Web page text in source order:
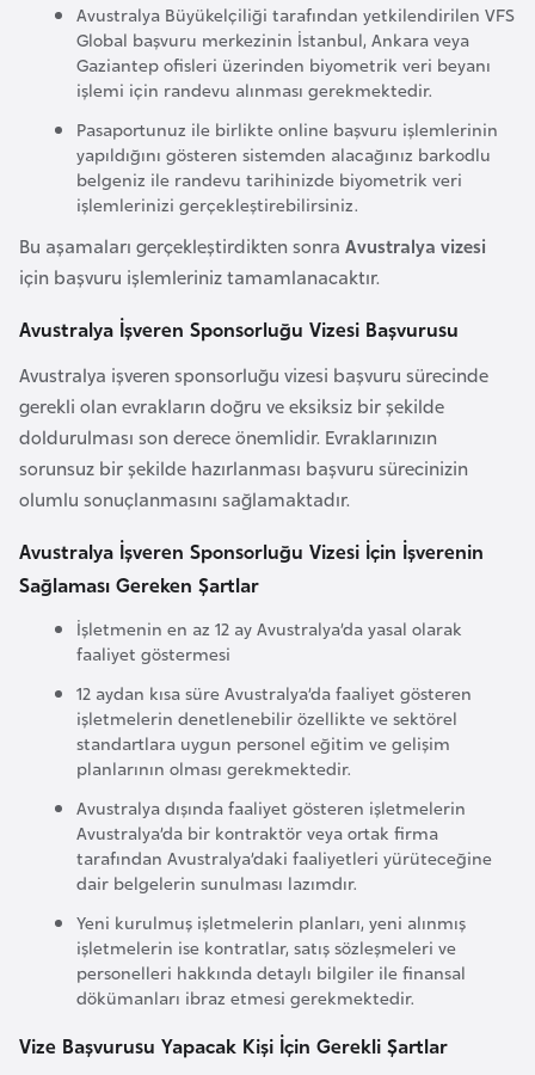
Avustralya Büyükelçiliği tarafından yetkilendirilen VFS
Global başvuru merkezinin İstanbul, Ankara veya
Gaziantep ofisleri üzerinden biyometrik veri beyanı
işlemi için randevu alınması gerekmektedir.
Pasaportunuz ile birlikte online başvuru işlemlerinin
yapıldığını gösteren sistemden alacağınız barkodlu
belgeniz ile randevu tarihinizde biyometrik veri
işlemlerinizi gerçekleştirebilirsiniz.
Bu aşamaları gerçekleştirdikten sonra Avustralya vizesi
için başvuru işlemleriniz tamamlanacaktır.
Avustralya İşveren Sponsorluğu Vizesi Başvurusu
Avustralya işveren sponsorluğu vizesi başvuru sürecinde
gerekli olan evrakların doğru ve eksiksiz bir şekilde
doldurulması son derece önemlidir. Evraklarınızın
sorunsuz bir şekilde hazırlanması başvuru sürecinizin
olumlu sonuçlanmasını sağlamaktadır.
Avustralya İşveren Sponsorluğu Vizesi İçin İşverenin
Sağlaması Gereken Şartlar
İşletmenin en az 12 ay Avustralya’da yasal olarak
faaliyet göstermesi
12 aydan kısa süre Avustralya’da faaliyet gösteren
işletmelerin denetlenebilir özellikte ve sektörel
standartlara uygun personel eğitim ve gelişim
planlarının olması gerekmektedir.
Avustralya dışında faaliyet gösteren işletmelerin
Avustralya’da bir kontraktör veya ortak firma
tarafından Avustralya’daki faaliyetleri yürüteceğine
dair belgelerin sunulması lazımdır.
Yeni kurulmuş işletmelerin planları, yeni alınmış
işletmelerin ise kontratlar, satış sözleşmeleri ve
personelleri hakkında detaylı bilgiler ile finansal
dökümanları ibraz etmesi gerekmektedir.
Vize Başvurusu Yapacak Kişi İçin Gerekli Şartlar
a
H
r
k
B
l
g
a